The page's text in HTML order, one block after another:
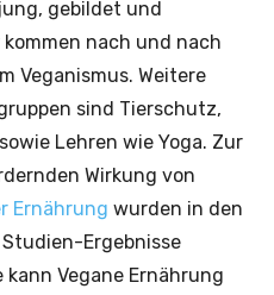
gebildet und
nach und nach
Veganismus. Weitere
sind Tierschutz,
Lehren wie Yoga. Zur
Wirkung von
Ernährung wurden in den
Ergebnisse
Vegane Ernährung